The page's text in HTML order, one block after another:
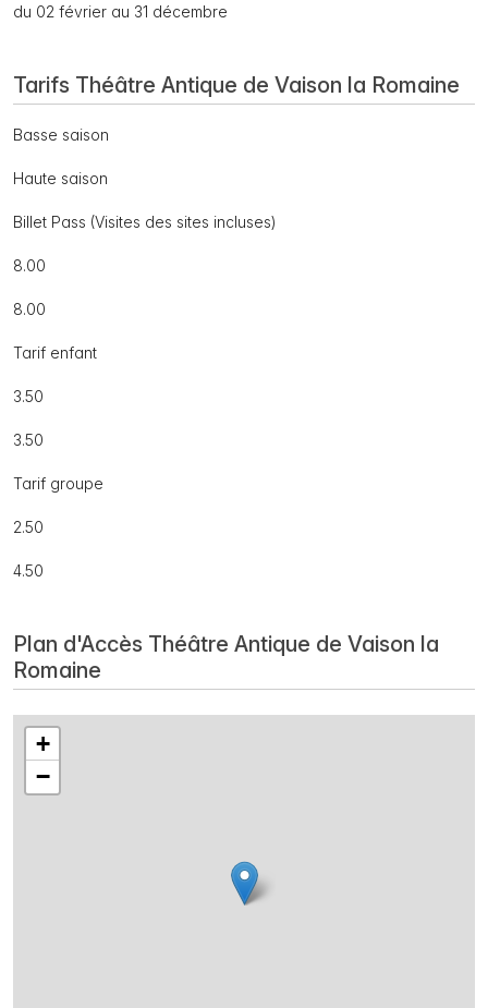
du 02 février au 31 décembre
Tarifs Théâtre Antique de Vaison la Romaine
Basse saison
Haute saison
Billet Pass (Visites des sites incluses)
8.00
8.00
Tarif enfant
3.50
3.50
Tarif groupe
2.50
4.50
Plan d'Accès Théâtre Antique de Vaison la
Romaine
+
−